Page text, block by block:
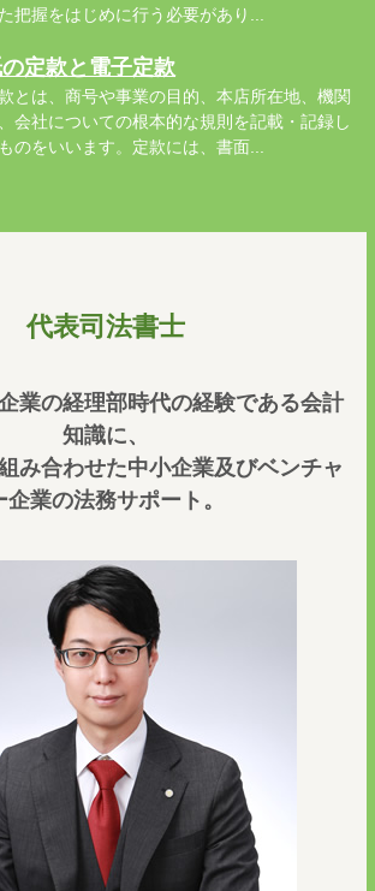
把握をはじめに行う必要があり...
定款と電子定款
とは、商号や事業の目的、本店所在地、機関
会社についての根本的な規則を記載・記録し
のをいいます。定款には、書面...
代表司法書士
業の経理部時代の経験である会計
知識に、
み合わせた中小企業及びベンチャ
企業の法務サポート。